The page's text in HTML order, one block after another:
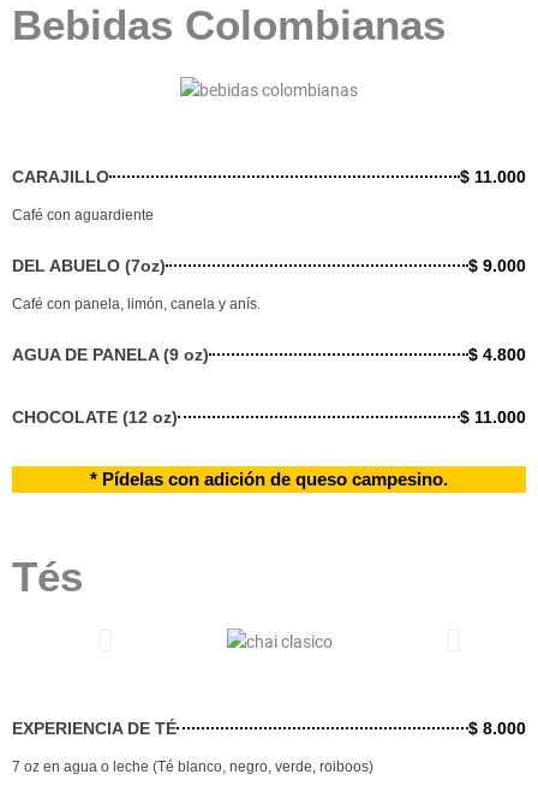
Bebidas Colombianas
CARAJILLO $ 11.000
Café con aguardiente
DEL ABUELO (7oz) $ 9.000
Café con panela, limón, canela y anís.
AGUA DE PANELA (9 oz) $ 4.800
CHOCOLATE (12 oz) $ 11.000
* Pídelas con adición de queso campesino.
Tés
EXPERIENCIA DE TÉ $ 8.000
7 oz en agua o leche (Té blanco, negro, verde, roiboos)